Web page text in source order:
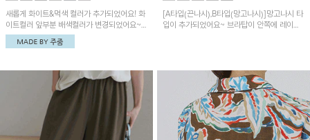
새롭게 화이트&먹색 컬러가 추가되었어요! 화
이트컬러 앞부분 배색컬러가 변경되었어요~
중앙 린넨배색으로 유니크하면서 페이즐리 패
턴으로 감각적인 분위기를 연출이 가능한 티셔
[A타입(끈나시),B타입(망고나시)]망고나시 타
입이 추가되었어요~ 브라탑이 안쪽에 레이어